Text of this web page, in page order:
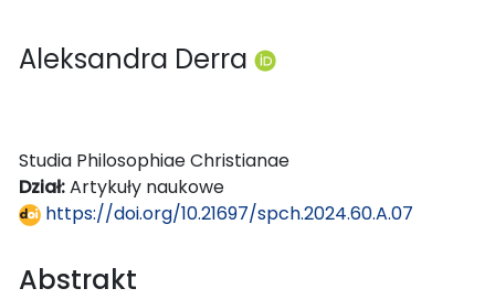
Aleksandra Derra
Studia Philosophiae Christianae
Dział:Artykuły naukowe
https://doi.org/10.21697/spch.2024.60.A.07
Abstrakt